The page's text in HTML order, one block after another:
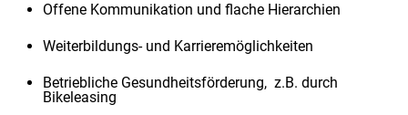
Offene Kommunikation und flache Hierarchien
Weiterbildungs- und Karrieremöglichkeiten
Betriebliche Gesundheitsförderung, z.B. durch
Bikeleasing